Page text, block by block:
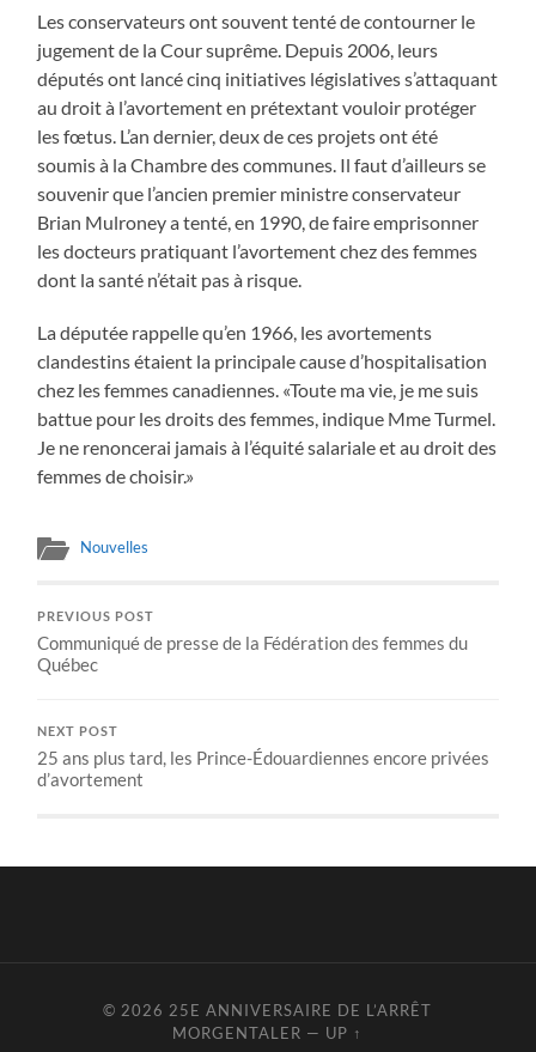
Les conservateurs ont souvent tenté de contourner le
jugement de la Cour suprême. Depuis 2006, leurs
députés ont lancé cinq initiatives législatives s’attaquant
au droit à l’avortement en prétextant vouloir protéger
les fœtus. L’an dernier, deux de ces projets ont été
soumis à la Chambre des communes. Il faut d’ailleurs se
souvenir que l’ancien premier ministre conservateur
Brian Mulroney a tenté, en 1990, de faire emprisonner
les docteurs pratiquant l’avortement chez des femmes
dont la santé n’était pas à risque.
La députée rappelle qu’en 1966, les avortements
clandestins étaient la principale cause d’hospitalisation
chez les femmes canadiennes. «Toute ma vie, je me suis
battue pour les droits des femmes, indique Mme Turmel.
Je ne renoncerai jamais à l’équité salariale et au droit des
femmes de choisir.»
Nouvelles
PREVIOUS POST
Communiqué de presse de la Fédération des femmes du
Québec
NEXT POST
25 ans plus tard, les Prince-Édouardiennes encore privées
d’avortement
© 2026 25E ANNIVERSAIRE DE L’ARRÊT
MORGENTALER — UP ↑